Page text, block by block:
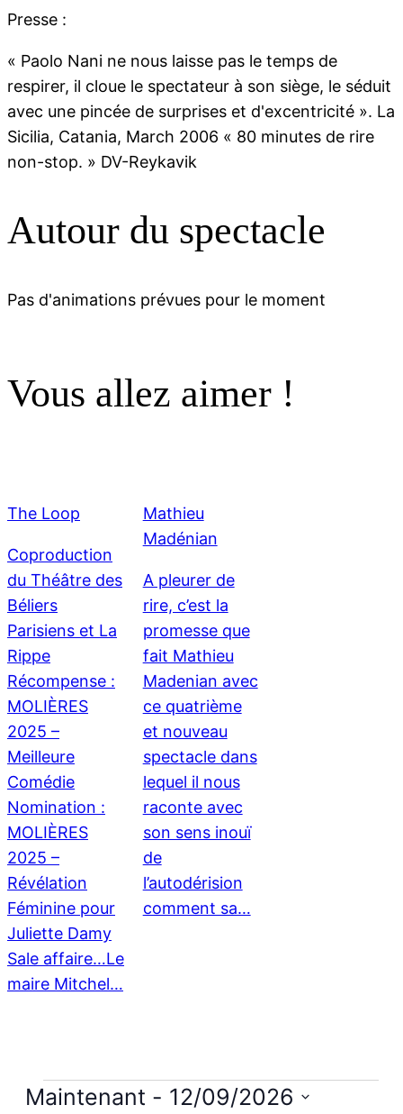
Presse :
« Paolo Nani ne nous laisse pas le temps de
respirer, il cloue le spectateur à son siège, le séduit
avec une pincée de surprises et d'excentricité ». La
Sicilia, Catania, March 2006 « 80 minutes de rire
non-stop. » DV-Reykavik
Autour du spectacle
Pas d'animations prévues pour le moment
Vous allez aimer !
The Loop
Coproduction
du Théâtre des
Béliers
Parisiens et La
Rippe
Récompense :
MOLIÈRES
2025 –
Meilleure
Comédie
Nomination :
MOLIÈRES
2025 –
Révélation
Féminine pour
Juliette Damy
Sale affaire…Le
maire Mitchel…
Mathieu
Madénian
A pleurer de
rire, c’est la
promesse que
fait Mathieu
Madenian avec
ce quatrième
et nouveau
spectacle dans
lequel il nous
raconte avec
son sens inouï
de
l’autodérision
comment sa…
Maintenant - 12/09/2026